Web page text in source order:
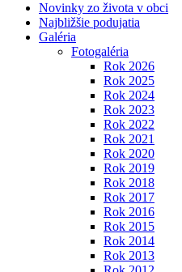
Novinky zo života v obci
Najbližšie podujatia
Galéria
Fotogaléria
Rok 2026
Rok 2025
Rok 2024
Rok 2023
Rok 2022
Rok 2021
Rok 2020
Rok 2019
Rok 2018
Rok 2017
Rok 2016
Rok 2015
Rok 2014
Rok 2013